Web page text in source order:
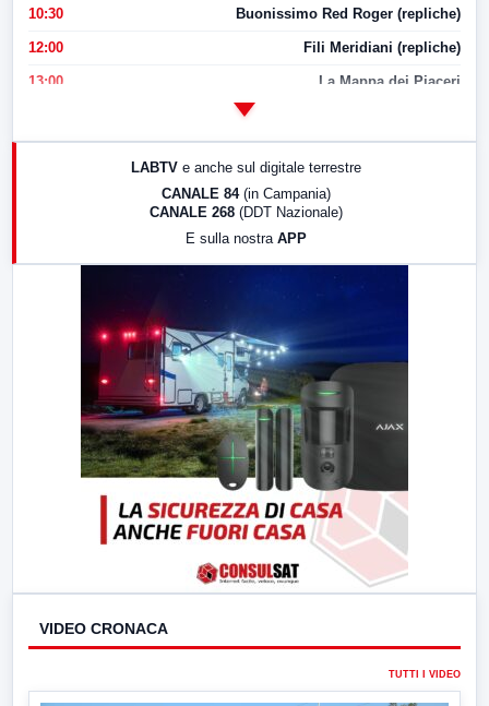
10:30 Buonissimo Red Roger (repliche)
12:00 Fili Meridiani (repliche)
13:00 La Mappa dei Piaceri
LABTV e anche sul digitale terrestre
CANALE 84 (in Campania)
CANALE 268 (DDT Nazionale)
E sulla nostra APP
VIDEO CRONACA
TUTTI I VIDEO